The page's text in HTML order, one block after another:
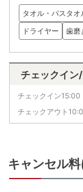
タオル・バスタオ
ドライヤー
歯磨
チェックイン
チェックイン15:00
チェックアウト
キャンセル